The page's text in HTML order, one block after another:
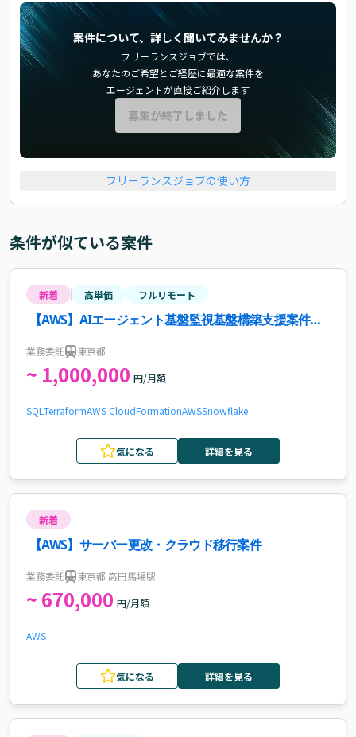
案件について、詳しく聞いてみませんか？
フリーランスジョブでは、
あなたのご希望とご経歴に最適な案件を
エージェントが直接ご紹介します
募集が終了しました
フリーランスジョブの使い方
条件が似ている案件
新着 高単価 フルリモート
【AWS】AIエージェント基盤監視基盤構築支援案件・
業務委託 東京都
~ 1,000,000 円/月額
SQL TerraformAWS CloudFormationAWSSnowflake
気になる 詳細を見る
新着
【AWS】サーバー更改・クラウド移行案件
業務委託 東京都 高田馬場駅
~ 670,000 円/月額
AWS
気になる 詳細を見る